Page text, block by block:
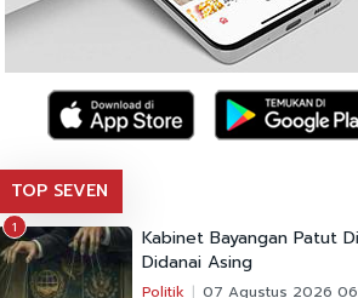
TOP SEVEN
1
Kabinet Bayangan Patut
Didanai Asing
Politik 07 Agustus 2026